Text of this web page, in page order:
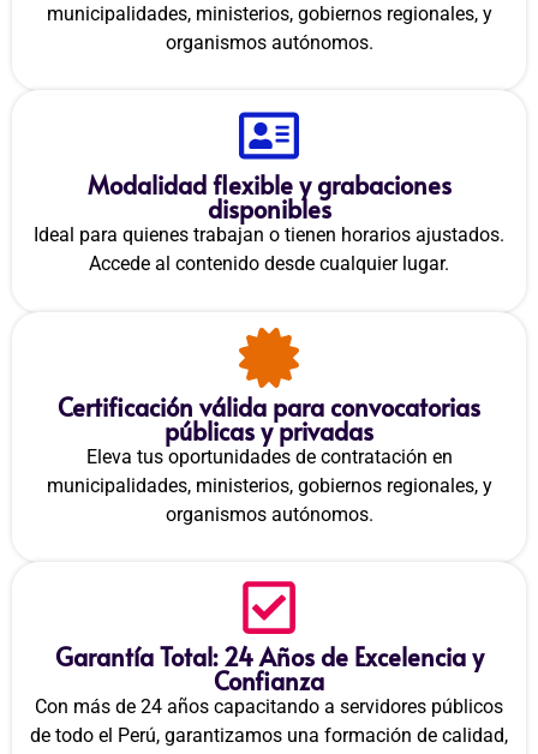
municipalidades, ministerios, gobiernos regionales, y
organismos autónomos.
Modalidad flexible y grabaciones
disponibles
Ideal para quienes trabajan o tienen horarios ajustados.
Accede al contenido desde cualquier lugar.
Certificación válida para convocatorias
públicas y privadas
Eleva tus oportunidades de contratación en
municipalidades, ministerios, gobiernos regionales, y
organismos autónomos.
Garantía Total: 24 Años de Excelencia y
Confianza
Con más de 24 años capacitando a servidores públicos
de todo el Perú, garantizamos una formación de calidad,